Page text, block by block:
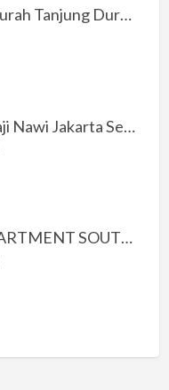
Kos wanita murah Tanjung Duren Jakarta Barat
Kost MRT Haji Nawi Jakarta Selatan
SERVICE APARTMENT SOUTH RESIDENCE